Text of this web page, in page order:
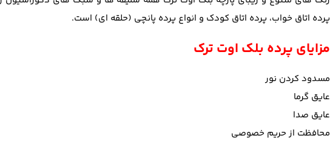
پرده اتاق خواب، پرده اتاق کودک و انواع پرده پانچی (حلقه ای) است.
مزایای پرده بلک اوت ترک
مسدود کردن نور
عایق گرما
عایق صدا
محافظت از حریم خصوصی